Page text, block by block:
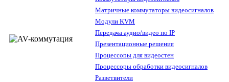
Матричные коммутаторы видеосигналов
Модули KVM
Передача аудио/видео по IP
Презентационные решения
Процессоры для видеостен
Процессоры обработки видеосигналов
Разветвители